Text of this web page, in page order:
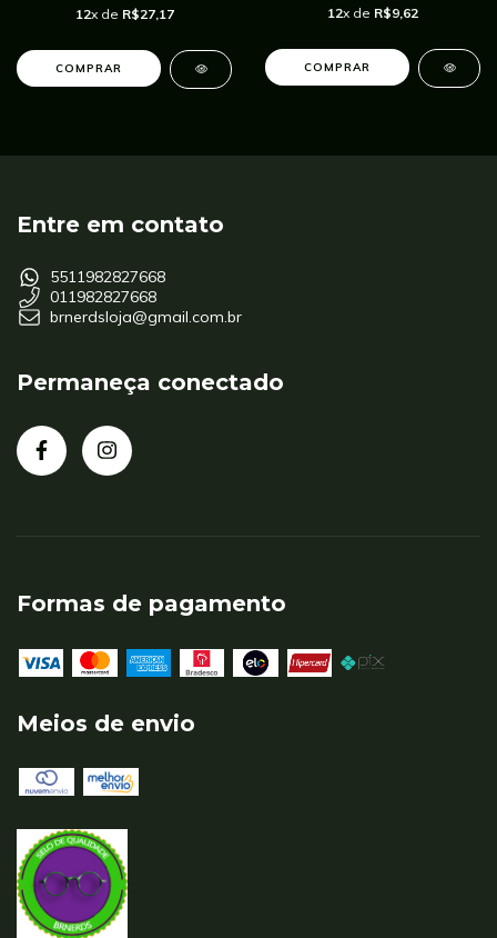
12x de R$27,17
COMPRAR
12x de R$9,62
COMPRAR
Entre em contato
5511982827668
011982827668
brnerdsloja@gmail.com.br
Permaneça conectado
Formas de pagamento
Meios de envio